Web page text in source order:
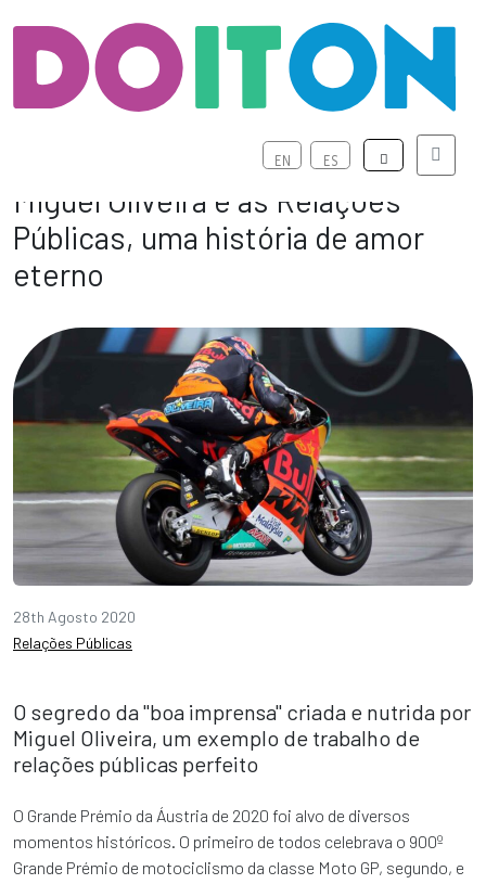
EN ES
Miguel Oliveira e as Relações
Públicas, uma história de amor
eterno
28th Agosto 2020
Relações Públicas
O segredo da "boa imprensa" criada e nutrida por
Miguel Oliveira, um exemplo de trabalho de
relações públicas perfeito
O Grande Prémio da Áustria de 2020 foi alvo de diversos
momentos históricos. O primeiro de todos celebrava o 900º
Grande Prémio de motociclismo da classe Moto GP, segundo, e